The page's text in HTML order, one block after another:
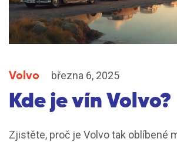
Volvo března 6, 2025
Kde je vín Volvo?
Zjistěte, proč je Volvo tak oblíbené